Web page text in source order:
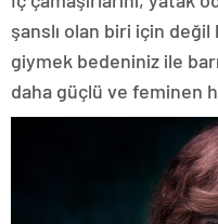
şanslı olan biri için değil
giymek bedeniniz ile
daha güçlü ve feminen